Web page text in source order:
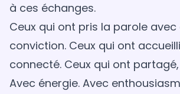
à ces échanges.
Ceux qui ont pris la parole
conviction. Ceux qui ont
connecté. Ceux qui ont
Avec énergie. Avec